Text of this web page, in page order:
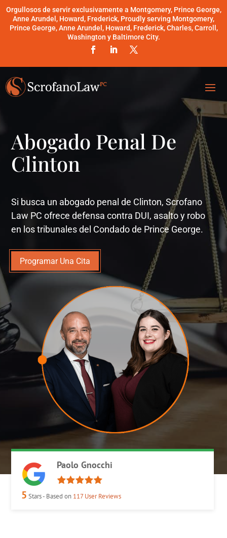
Orgullosos de servir exclusivamente a Montgomery, Prince George,
Anne Arundel, Howard, Frederick, Proudly serving Montgomery,
Prince George, Anne Arundel, Howard, Frederick, Charles, Carroll,
Washington y Baltimore City.
Abogado Penal De
Clinton
Si busca un abogado penal de Clinton, Scrofano
Law PC ofrece defensa contra DUI, asalto y robo
en los tribunales del Condado de Prince George.
Programar Una Cita
Paolo Gnocchi
5 Stars - Based on 117User Reviews